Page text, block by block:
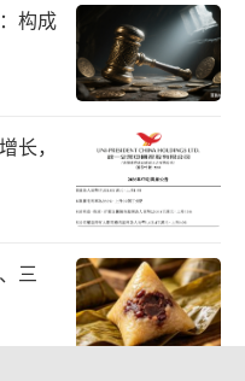
免单总额多了一份
全年出行与线下消
作为承载，好比当
珠港”的微信。届
力展示的窗口，演
台”。
嘉表示，理想中的A
构成
长，
三